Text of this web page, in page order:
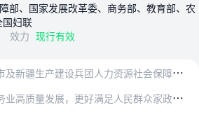
部、国家发展改革委、商务部、教育部、农
国妇联
效力 现行有效
各
省、自治区、直辖市及新疆生产建设兵团人力资源社会保障厅（局）、发展改革委、商务厅（局）、教育厅（委、局）、农业农村（农牧）厅（局、委）、总工会、妇联：
为
进一步推动家政服务业高质量发展，更好满足人民群众家政服务消费需求，现就加强家政服务职业化建设提出如下意见。